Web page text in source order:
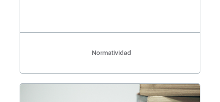
Normatividad